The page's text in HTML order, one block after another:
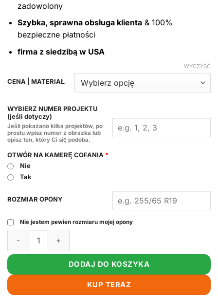
zadowolony
Szybka, sprawna obsługa klienta& 100%
bezpieczne płatności
firma z siedzibą w USA
CENA | MATERIAŁ
WYCZYŚĆ
WYBIERZ NUMER PROJEKTU
(jeśli dotyczy)
Jeśli pokazano kilka projektów, po
prostu wpisz numer z obrazka lub
opisz ten, który Ci się podoba.
OTWÓR NA KAMERĘ COFANIA *
Nie
Tak
ROZMIAR OPONY
Nie jestem pewien rozmiaru mojej opony
DODAJ DO KOSZYKA
KUP TERAZ